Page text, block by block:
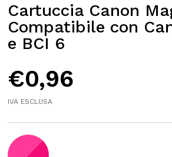
Cartuccia Canon
Compatibile con
e BCI 6
€0,96
IVA ESCLUSA